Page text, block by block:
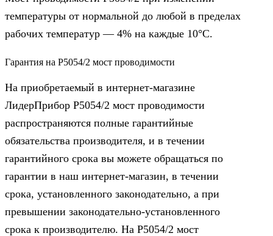
температуры от нормальной до любой в пределах
рабочих температур — 4% на каждые 10°С.
Гарантия на Р5054/2 мост проводимости
На приобретаемый в интернет-магазине
ЛидерПрибор Р5054/2 мост проводимости
распространяются полные гарантийные
обязательства производителя, и в течении
гарантийного срока вы можете обращаться по
гарантии в наш интернет-магазин, в течении
срока, установленного законодательно, а при
превышении законодательно-установленного
срока к производителю. На Р5054/2 мост